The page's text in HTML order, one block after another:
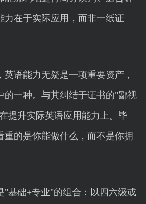
力在于实际应用，而非一纸证
语能力无疑是一项重要资产，
的一种。与其纠结于证书的"鄙视
提升实际英语应用能力上。毕
重的是你能做什么，而不是你拥
"基础+专业"的组合：以四六级或